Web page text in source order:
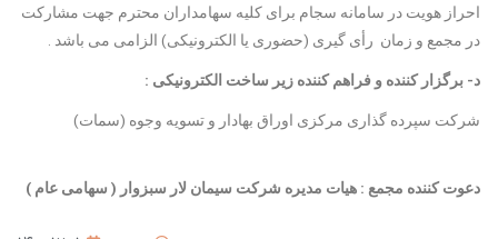
احراز هویت در سامانه سجام برای کلیه سهامداران محترم جهت مشارکت
در مجمع و زمان رأی گیری (حضوری یا الکترونیکی) الزامی می باشد .
د- برگزار کننده و فراهم کننده زیر ساخت الکترونیکی :
شرکت سپرده گذاری مرکزی اوراق بهادار و تسویه وجوه (سمات)
دعوت کننده مجمع : هيات مديره شركت سيمان لار سبزوار ( سهامی عام )